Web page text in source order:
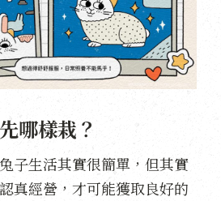
哪樣栽？
子生活其實很簡單，但其實
真經營，才可能獲取良好的